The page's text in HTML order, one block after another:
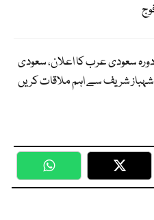
سعودی عرب کا اعلان، سعودی
شہباز شریف سے اہم ملاقات کریں
WhatsApp